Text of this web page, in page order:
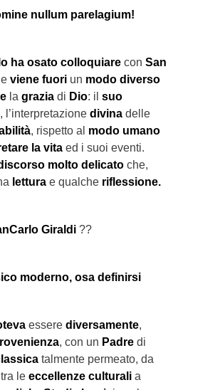
nullum parelagium!
ha osato colloquiare con San
viene fuori un modo diverso
la grazia di Dio: il suo
, l’interpretazione divina delle
, rispetto al modo umano
la vita ed i suoi eventi.
molto delicato che,
lettura e qualche riflessione.
Giraldi ??
moderno, osa definirsi
essere diversamente,
, con un Padre di
talmente permeato, da
tra le eccellenze culturali a